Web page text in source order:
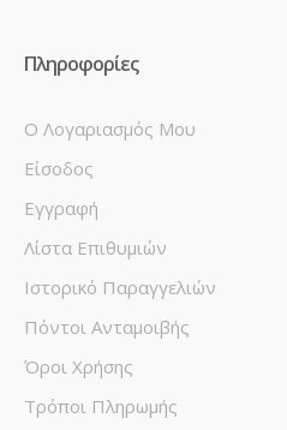
Πληροφορίες
Ο Λογαριασμός Μου
Είσοδος
Εγγραφή
Λίστα Επιθυμιών
Ιστορικό Παραγγελιών
Πόντοι Ανταμοιβής
Όροι Χρήσης
Τρόποι Πληρωμής